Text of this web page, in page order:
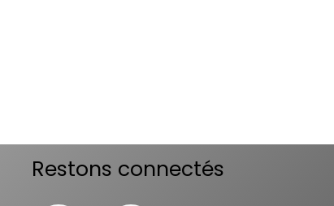
Restons connectés